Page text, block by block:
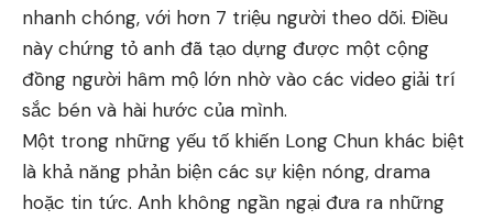
nhanh chóng, với hơn 7 triệu người theo dõi. Điều
này chứng tỏ anh đã tạo dựng được một cộng
đồng người hâm mộ lớn nhờ vào các video giải trí
sắc bén và hài hước của mình.
Một trong những yếu tố khiến Long Chun khác biệt
là khả năng phản biện các sự kiện nóng, drama
hoặc tin tức. Anh không ngần ngại đưa ra những